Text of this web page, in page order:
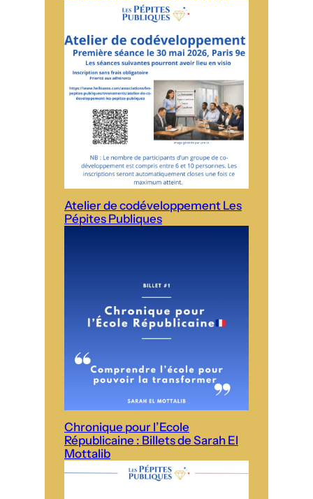
Atelier de codéveloppement Les
Pépites Publiques
Chronique pour l’Ecole
Républicaine : Billets de Sarah El
Mottalib